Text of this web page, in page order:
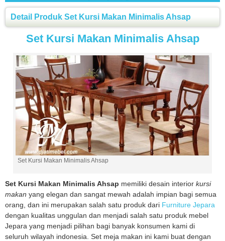
Detail Produk Set Kursi Makan Minimalis Ahsap
Set Kursi Makan Minimalis Ahsap
Set Kursi Makan Minimalis Ahsap
Set Kursi Makan Minimalis Ahsap memiliki desain interior kursi
makan yang elegan dan sangat mewah adalah impian bagi semua
orang, dan ini merupakan salah satu produk dari Furniture Jepara
dengan kualitas unggulan dan menjadi salah satu produk mebel
Jepara yang menjadi pilihan bagi banyak konsumen kami di
seluruh wilayah indonesia. Set meja makan ini kami buat dengan